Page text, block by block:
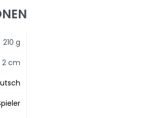
210 g
2 cm